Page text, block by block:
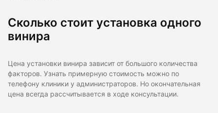
Сколько стоит установка одного
винира
Цена установки винира зависит от большого количества
факторов. Узнать примерную стоимость можно по
телефону клиники у администраторов. Но окончательная
цена всегда рассчитывается в ходе консультации.